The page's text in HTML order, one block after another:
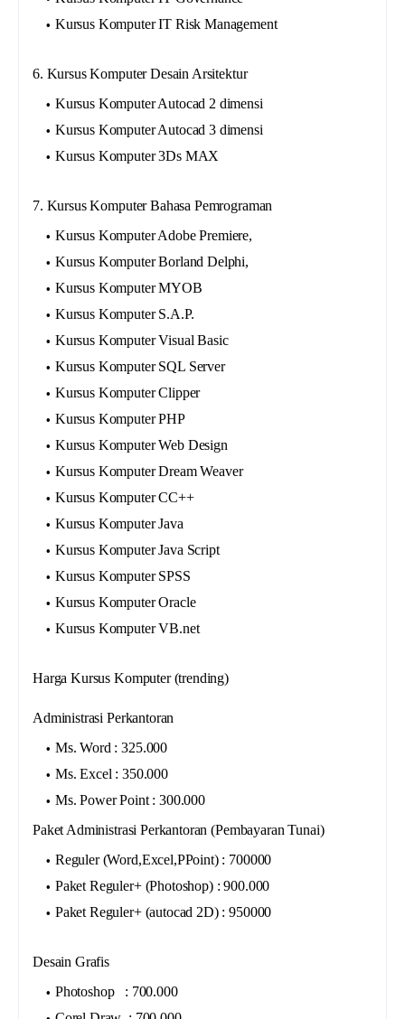
Kursus Komputer IT Risk Management
6. Kursus Komputer Desain Arsitektur
Kursus Komputer Autocad 2 dimensi
Kursus Komputer Autocad 3 dimensi
Kursus Komputer 3Ds MAX
7. Kursus Komputer Bahasa Pemrograman
Kursus Komputer Adobe Premiere,
Kursus Komputer Borland Delphi,
Kursus Komputer MYOB
Kursus Komputer S.A.P.
Kursus Komputer Visual Basic
Kursus Komputer SQL Server
Kursus Komputer Clipper
Kursus Komputer PHP
Kursus Komputer Web Design
Kursus Komputer Dream Weaver
Kursus Komputer CC++
Kursus Komputer Java
Kursus Komputer Java Script
Kursus Komputer SPSS
Kursus Komputer Oracle
Kursus Komputer VB.net
Harga Kursus Komputer (trending)
Administrasi Perkantoran
Ms. Word : 325.000
Ms. Excel : 350.000
Ms. Power Point : 300.000
Paket Administrasi Perkantoran (Pembayaran Tunai)
Reguler (Word,Excel,PPoint) : 700000
Paket Reguler+ (Photoshop) : 900.000
Paket Reguler+ (autocad 2D) : 950000
Desain Grafis
Photoshop : 700.000